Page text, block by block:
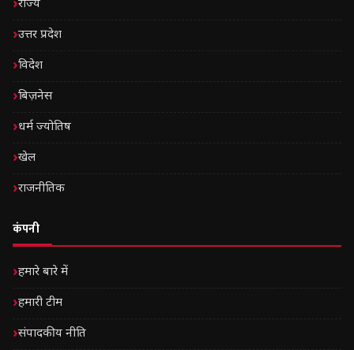
राज्य
उत्तर प्रदेश
विदेश
बिज़नेस
धर्म ज्योतिष
खेल
राजनीतिक
कंपनी
हमारे बारे में
हमारी टीम
संपादकीय नीति